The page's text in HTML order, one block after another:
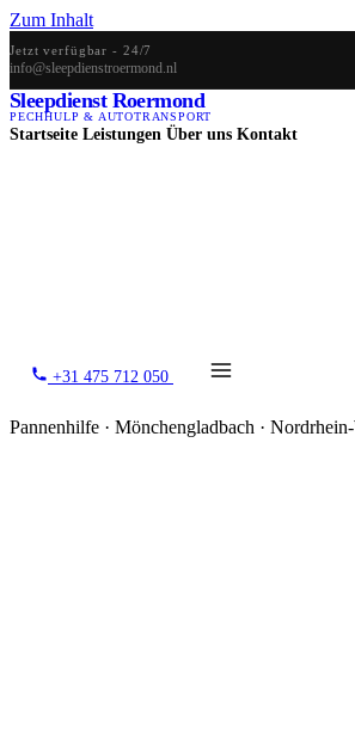
Zum Inhalt
Jetzt verfügbar - 24/7
info@sleepdienstroermond.nl
Sleepdienst Roermond
PECHHULP & AUTOTRANSPORT
Startseite Leistungen Über uns Kontakt
+31 475 712 050
Pannenhilfe · Mönchengladbach ·